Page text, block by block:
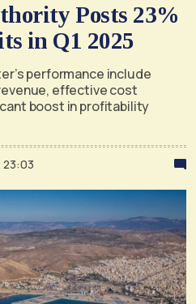
Posts 23%
in Q1 2025
performance include
effective cost
boost in profitability
23:03